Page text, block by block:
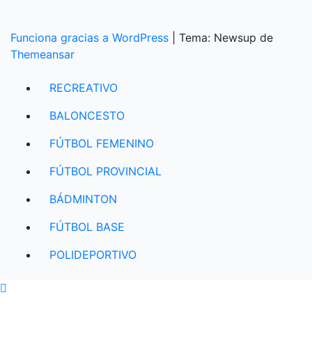
Funciona gracias a WordPress
Tema: Newsup de
Themeansar
RECREATIVO
BALONCESTO
FÚTBOL FEMENINO
FÚTBOL PROVINCIAL
BÁDMINTON
FÚTBOL BASE
POLIDEPORTIVO